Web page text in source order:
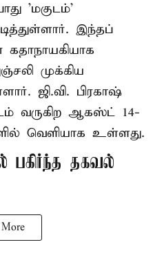
'மகுடம்'
இந்தப்
முக்கிய
ஜி.வி. பிரகாஷ்
வருகிற ஆகஸ்ட் 14-
வெளியாக உள்ளது.
பகிர்ந்த தகவல்